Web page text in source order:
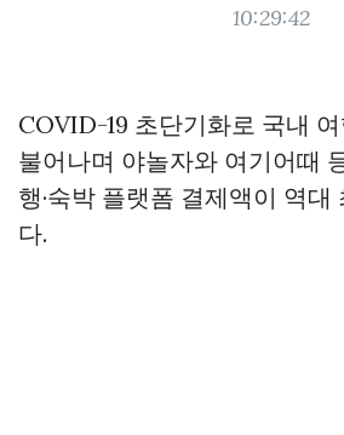
10:29:42
COVID-19 초단기화로 국내
불어나며 야놀자와 여기어때
행·숙박 플랫폼 결제액이 역대
다.